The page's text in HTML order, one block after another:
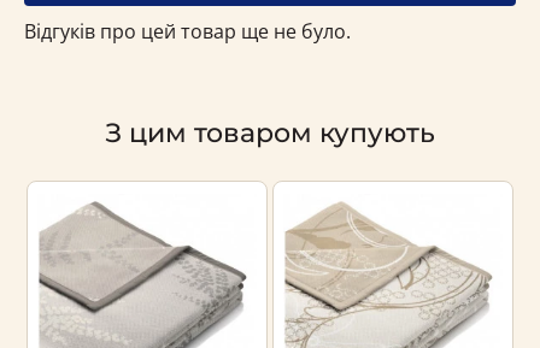
Відгуків про цей товар ще не було.
З цим товаром купують